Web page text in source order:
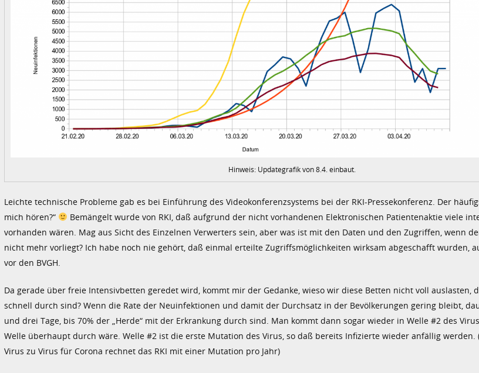
Hinweis: Updategrafik von 8.4. einbaut.
Leichte technische Probleme gab es bei Einführung des Videokonferenzsystems bei der RKI-Pressekonferenz. Der
mich hören?“
Bemängelt wurde von RKI, daß aufgrund der nicht vorhandenen Elektronischen Patientenaktie viele
vorhanden wären. Mag aus Sicht des Einzelnen Verwerters sein, aber was ist mit den Daten und den Zugriffen, wenn
nicht mehr vorliegt? Ich habe noch nie gehört, daß einmal erteilte Zugriffsmöglichkeiten wirksam abgeschafft wurden,
vor den BVGH.
Da gerade über freie Intensivbetten geredet wird, kommt mir der Gedanke, wieso wir diese Betten nicht voll auslasten,
schnell durch sind? Wenn die Rate der Neuinfektionen und damit der Durchsatz in der Bevölkerungen gering bleibt,
und drei Tage, bis 70% der „Herde“ mit der Erkrankung durch sind. Man kommt dann sogar wieder in Welle #2 des
Welle überhaupt durch wäre. Welle #2 ist die erste Mutation des Virus, so daß bereits Infizierte wieder anfällig werden.
Virus zu Virus für Corona rechnet das RKI mit einer Mutation pro Jahr)